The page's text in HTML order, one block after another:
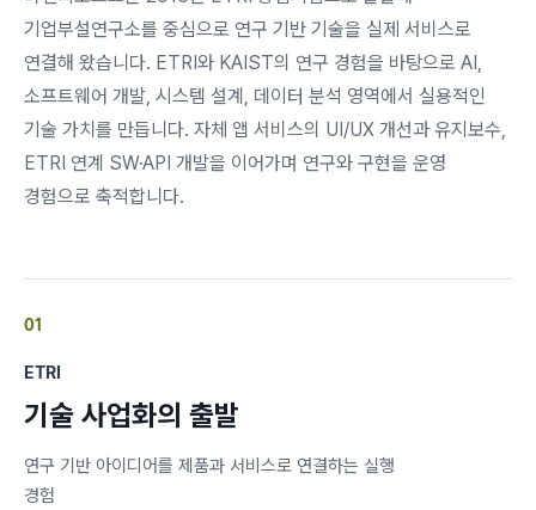
기업부설연구소를 중심으로 연구 기반 기술을 실제 서비스로
연결해 왔습니다. ETRI와 KAIST의 연구 경험을 바탕으로 AI,
소프트웨어 개발, 시스템 설계, 데이터 분석 영역에서 실용적인
기술 가치를 만듭니다. 자체 앱 서비스의 UI/UX 개선과 유지보수,
ETRI 연계 SW·API 개발을 이어가며 연구와 구현을 운영
경험으로 축적합니다.
01
ETRI
기술 사업화의 출발
연구 기반 아이디어를 제품과 서비스로 연결하는 실행
경험